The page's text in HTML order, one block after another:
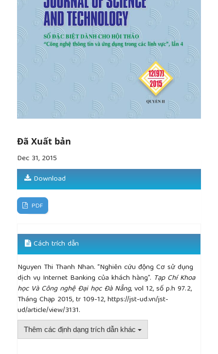
Đã Xuất bản
Dec 31, 2015
Download
PDF
Cách trích dẫn
Nguyen Thi Thanh Nhan. “Nghiên cứu động Cơ sử dụng
dịch vụ Internet Banking của khách hàng”. Tạp Chí Khoa
học Và Công nghệ Đại học Đà Nẵng, vol 12, số p.h 97.2,
Tháng Chạp 2015, tr 109-12, https://jst-ud.vn/jst-
ud/article/view/3131.
Thêm các định dạng trích dẫn khác